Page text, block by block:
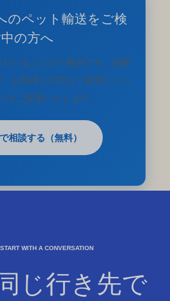
のペット輸送をご検
の方へ
かることが一般的です。経験
お客様と大切なご家族にとっ
をご提案いたします。
相談する（無料）
START WITH A CONVERSATION
じ行き先で